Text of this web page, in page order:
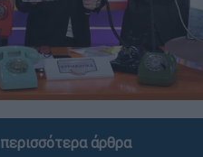
περισσότερα άρθρα